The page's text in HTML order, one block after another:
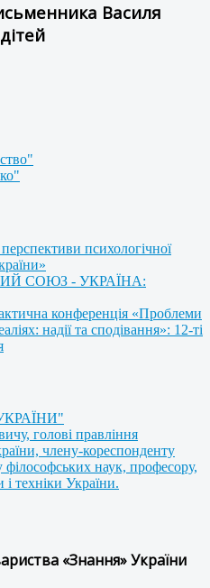
Василя
психологічної
СОЮЗ - УКРАЇНА:
конференція «Проблеми
надії та сподівання»: 12-ті
голові правління
члену-кореспонденту
наук, професору,
техніки України.
«Знання» України